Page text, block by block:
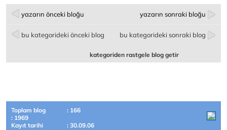
yazarın önceki bloğu yazarın sonraki bloğu
bu kategorideki önceki blog bu kategorideki sonraki blog
kategoriden rastgele blog getir
Toplam blog
: 166
: 1969
Kayıt tarihi
: 30.09.06